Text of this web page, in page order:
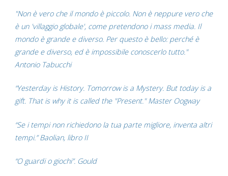
"Non è vero che il mondo è piccolo. Non è neppure vero che
è un 'villaggio globale', come pretendono i mass media. Il
mondo è grande e diverso. Per questo è bello: perché è
grande e diverso, ed è impossibile conoscerlo tutto."
Antonio Tabucchi
“Yesterday is History. Tomorrow is a Mystery. But today is a
gift. That is why it is called the "Present." Master Oogway
“Se i tempi non richiedono la tua parte migliore, inventa altri
tempi.” Baolian, libro II
“O guardi o giochi”. Gould